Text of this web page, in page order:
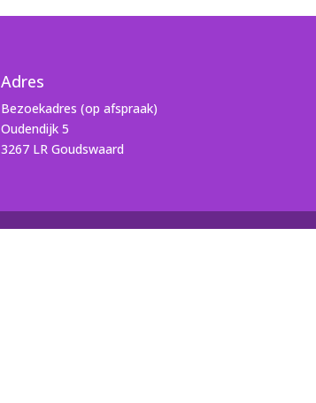
Adres
Bezoekadres (op afspraak)
Oudendijk 5
3267 LR Goudswaard